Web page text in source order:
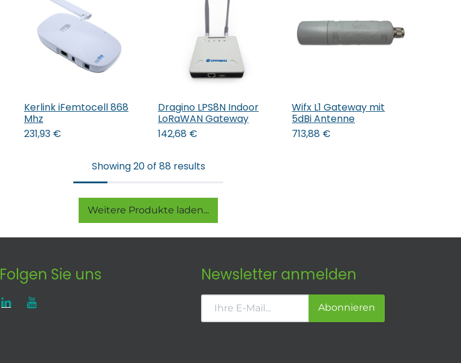
In den Warenkorb
Kerlink iFemtocell 868
Mhz
231,93€
In den Warenkorb
Dragino LPS8N Indoor
LoRaWAN Gateway
142,68 €
In den Warenkorb
Wifx L1 Gateway mit
5dBi Antenne
713,88 €
Showing 20 of 88 results
Weitere Produkte laden...
Folgen Sie uns Newsletter anmelden
Abonnieren